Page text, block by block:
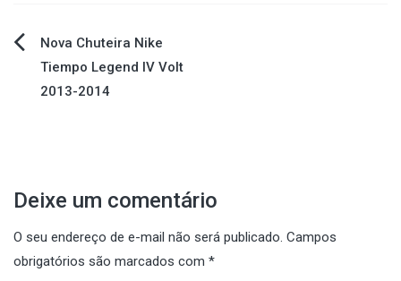
Navegação
de
Nova Chuteira Nike
Tiempo Legend IV Volt
2013-2014
Deixe um comentário
O seu endereço de e-mail não será publicado. Campos
obrigatórios são marcados com *